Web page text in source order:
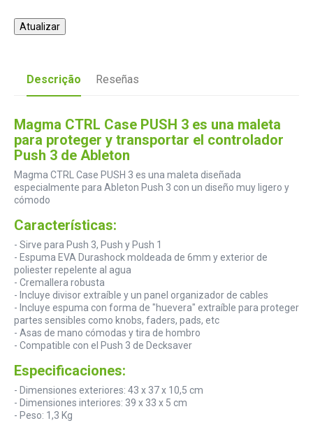
Descrição Reseñas
Magma CTRL Case PUSH 3 es una maleta
para proteger y transportar el controlador
Push 3 de Ableton
Magma CTRL Case PUSH 3 es una maleta diseñada
especialmente para Ableton Push 3 con un diseño muy ligero y
cómodo
Características:
- Sirve para Push 3, Push y Push 1
- Espuma EVA Durashock moldeada de 6mm y exterior de
poliester repelente al agua
- Cremallera robusta
- Incluye divisor extraíble y un panel organizador de cables
- Incluye espuma con forma de "huevera" extraíble para proteger
partes sensibles como knobs, faders, pads, etc
- Asas de mano cómodas y tira de hombro
- Compatible con el Push 3 de Decksaver
Especificaciones:
- Dimensiones exteriores: 43 x 37 x 10,5 cm
- Dimensiones interiores: 39 x 33 x 5 cm
- Peso: 1,3 Kg